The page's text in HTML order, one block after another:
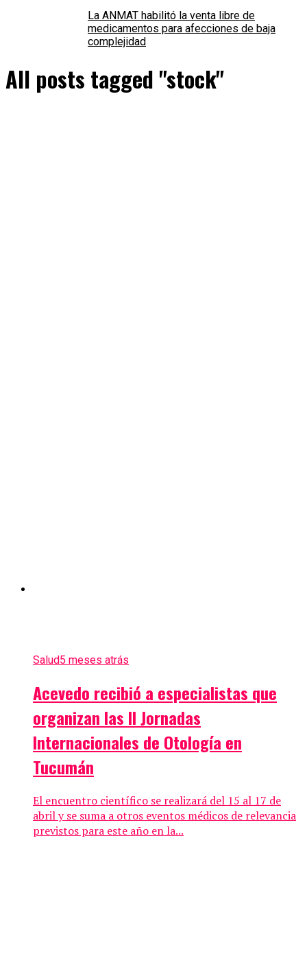
La ANMAT habilitó la venta libre de
medicamentos para afecciones de baja
complejidad
All posts tagged "stock"
Salud5 meses atrás
Acevedo recibió a especialistas que
organizan las II Jornadas
Internacionales de Otología en
Tucumán
El encuentro científico se realizará del 15 al 17 de
abril y se suma a otros eventos médicos de relevancia
previstos para este año en la...